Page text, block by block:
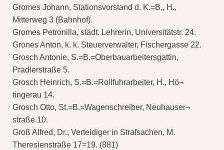
Gromes Johann, Stationsvorstand d. K.=B., H.,
Mitterweg 3 (Bahnhof).
Gromes Petronilla, städt. Lehrerin, Universitätstr. 24.
Grones Anton, k. k. Steuerverwalter, Fischergasse 22.
Grosch Antonie, S.=B.=Oberbauarbeitersgattin,
Pradlerstraße 5.
Grosch Heinrich, S.=B.=Rollfuhrarbeiter, H., Hö¬
tingerau 14.
Grosch Otto, St.=B.=Wagenschreiber, Neuhauser¬
straße 10.
Groß Alfred, Dr., Verteidiger in Strafsachen, M.
Theresienstraße 17=19. (881)